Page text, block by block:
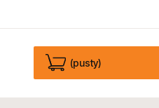
(pusty)